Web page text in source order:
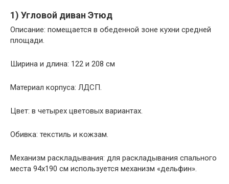
1) Угловой диван Этюд
Описание: помещается в обеденной зоне кухни средней
площади.
Ширина и длина: 122 и 208 см
Материал корпуса: ЛДСП.
Цвет: в четырех цветовых вариантах.
Обивка: текстиль и кожзам.
Механизм раскладывания: для раскладывания спального
места 94х190 см используется механизм «дельфин».